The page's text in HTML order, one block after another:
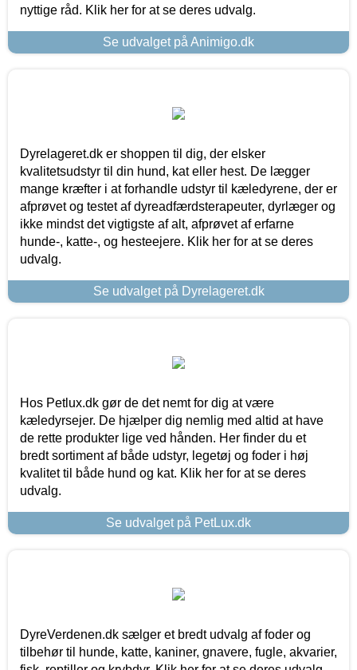
nyttige råd. Klik her for at se deres udvalg.
Se udvalget på Animigo.dk
Dyrelageret.dk er shoppen til dig, der elsker
kvalitetsudstyr til din hund, kat eller hest. De lægger
mange kræfter i at forhandle udstyr til kæledyrene, der er
afprøvet og testet af dyreadfærdsterapeuter, dyrlæger og
ikke mindst det vigtigste af alt, afprøvet af erfarne
hunde-, katte-, og hesteejere. Klik her for at se deres
udvalg.
Se udvalget på Dyrelageret.dk
Hos Petlux.dk gør de det nemt for dig at være
kæledyrsejer. De hjælper dig nemlig med altid at have
de rette produkter lige ved hånden. Her finder du et
bredt sortiment af både udstyr, legetøj og foder i høj
kvalitet til både hund og kat. Klik her for at se deres
udvalg.
Se udvalget på PetLux.dk
DyreVerdenen.dk sælger et bredt udvalg af foder og
tilbehør til hunde, katte, kaniner, gnavere, fugle, akvarier,